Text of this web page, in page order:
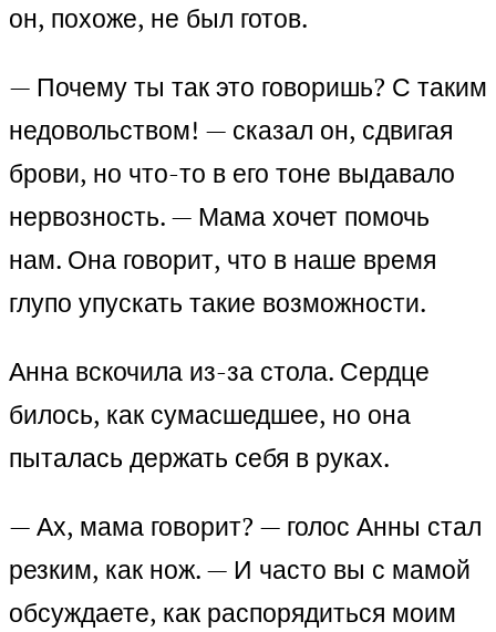
он, похоже, не был готов.
— Почему ты так это говоришь? С таким
недовольством! — сказал он, сдвигая
брови, но что-то в его тоне выдавало
нервозность. — Мама хочет помочь
нам. Она говорит, что в наше время
глупо упускать такие возможности.
Анна вскочила из-за стола. Сердце
билось, как сумасшедшее, но она
пыталась держать себя в руках.
— Ах, мама говорит? — голос Анны стал
резким, как нож. — И часто вы с мамой
обсуждаете, как распорядиться моим